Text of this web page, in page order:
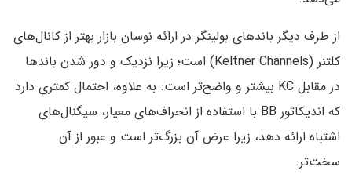
از طرف دیگر باندهای بولینگر در ارائه نوسان بازار بهتر از کانال‌های
کلتنر (Keltner Channels) است؛ زیرا نزدیک و دور شدن باندها
در مقابل KC بیشتر و واضح‌تر است. به علاوه، احتمال کمتری دارد
که اندیکاتور BB با استفاده از انحراف‌های معیار، سیگنال‌های
اشتباه ارائه دهد، زیرا عرض آن بزرگ‌تر است و عبور از آن
سخت‌تر.